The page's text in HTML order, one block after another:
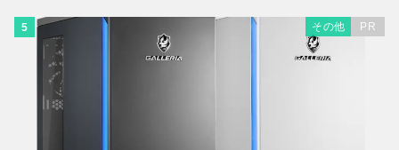
5 その他 PR